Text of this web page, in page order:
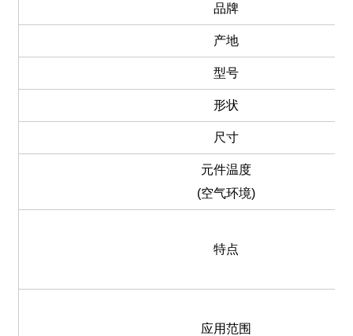
品牌
产地
型号
形状
尺寸
元件温度
(空气环境)
特点
应用范围